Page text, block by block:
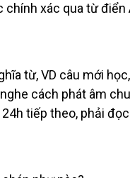
chính xác qua từ điển
từ, VD câu mới
cách phát âm
tiếp theo, phải